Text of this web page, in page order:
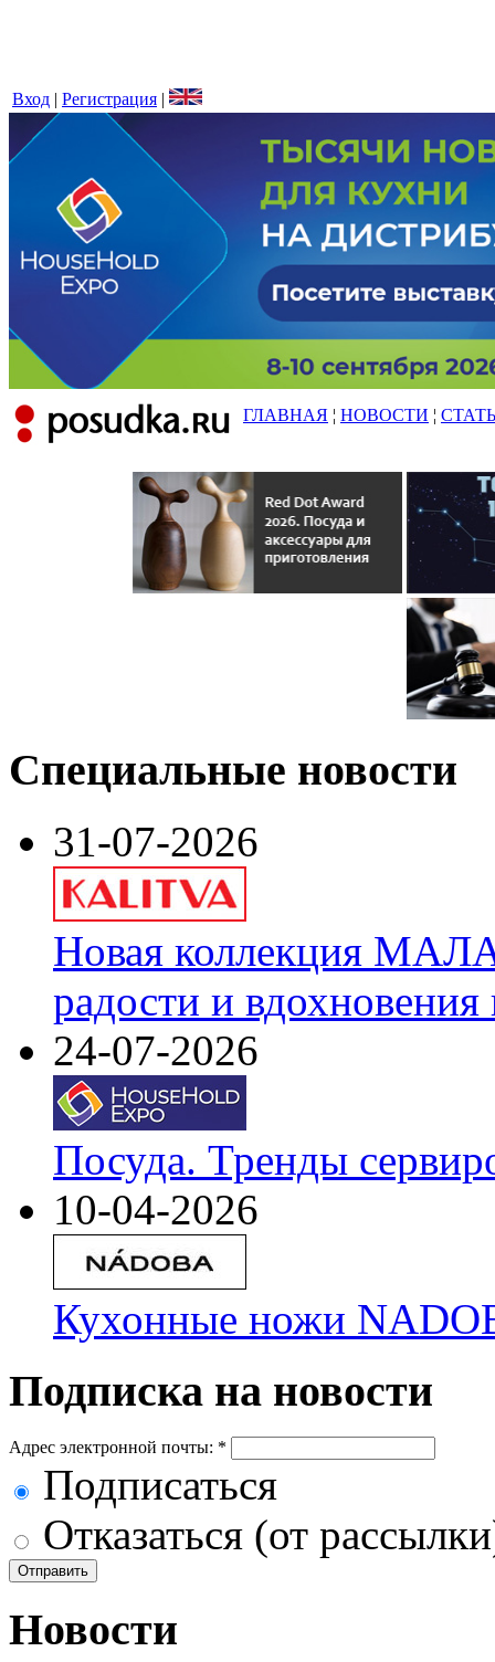
Вход | Регистрация |
ГЛАВНАЯ ¦ НОВОСТИ ¦
Специальные новости
31-07-2026
Новая коллекция
радости и
24-07-2026
Посуда. Тренды
10-04-2026
Кухонные ножи
Подписка на новости
Адрес электронной почты: *
Подписаться
Отказаться (от
Новости